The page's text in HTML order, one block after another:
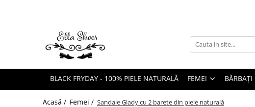
Ghete și bocanci
Botine și cizme scurte
Cizme piele naturală
Pantofi Sport
Pantofi Eleganți/Casual
BLACK FRYDAY - 100% PIELE NATURALĂ FEMEI BĂRBAȚI
Acasă / Femei / Sandale Glady cu 2 barete din piele naturală